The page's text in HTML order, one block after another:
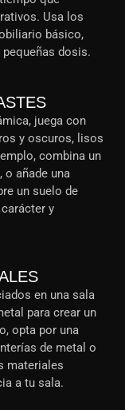
Usa los
básico,
dosis.
juega con
y oscuros, lisos
combina un
añade una
un suelo de
y
en una sala
para crear un
opta por una
de metal o
materiales
a tu sala.